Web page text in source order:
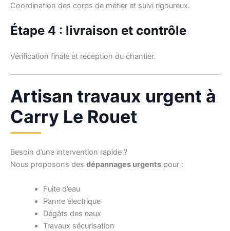
Coordination des corps de métier et suivi rigoureux.
Étape 4 : livraison et contrôle
Vérification finale et réception du chantier.
Artisan travaux urgent à
Carry Le Rouet
Besoin d’une intervention rapide ?
Nous proposons des dépannages urgents pour :
Fuite d’eau
Panne électrique
Dégâts des eaux
Travaux sécurisation